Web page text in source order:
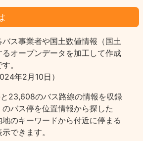
ス事業者や国土数値情報（国土
オープンデータを加工して作成
。
年2月10日）
23,608のバス路線の情報を収録
のバス停を位置情報から探した
地のキーワードから付近に停まる
できます。